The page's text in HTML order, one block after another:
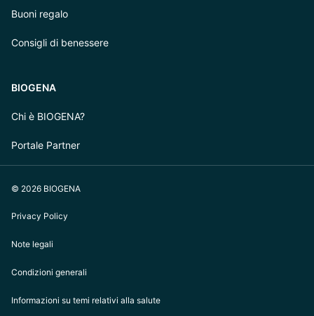
Buoni regalo
Consigli di benessere
BIOGENA
Chi è BIOGENA?
Portale Partner
© 2026 BIOGENA
Privacy Policy
Note legali
Condizioni generali
Informazioni su temi relativi alla salute